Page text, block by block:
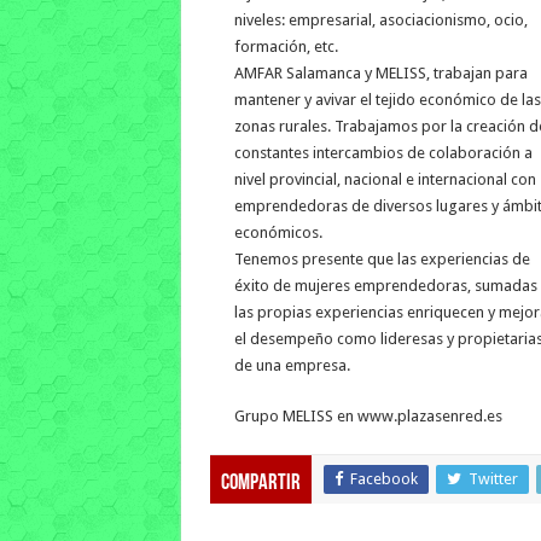
niveles: empresarial, asociacionismo, ocio,
formación, etc.
AMFAR Salamanca y MELISS, trabajan para
mantener y avivar el tejido económico de las
zonas rurales. Trabajamos por la creación
constantes intercambios de colaboración a
nivel provincial, nacional e internacional con
emprendedoras de diversos lugares y
económicos.
Tenemos presente que las experiencias de
éxito de mujeres emprendedoras, sumadas
las propias experiencias enriquecen y
el desempeño como lideresas y
de una empresa.
Grupo MELISS en www.plazasenred.es
Compartir Facebook Twitter